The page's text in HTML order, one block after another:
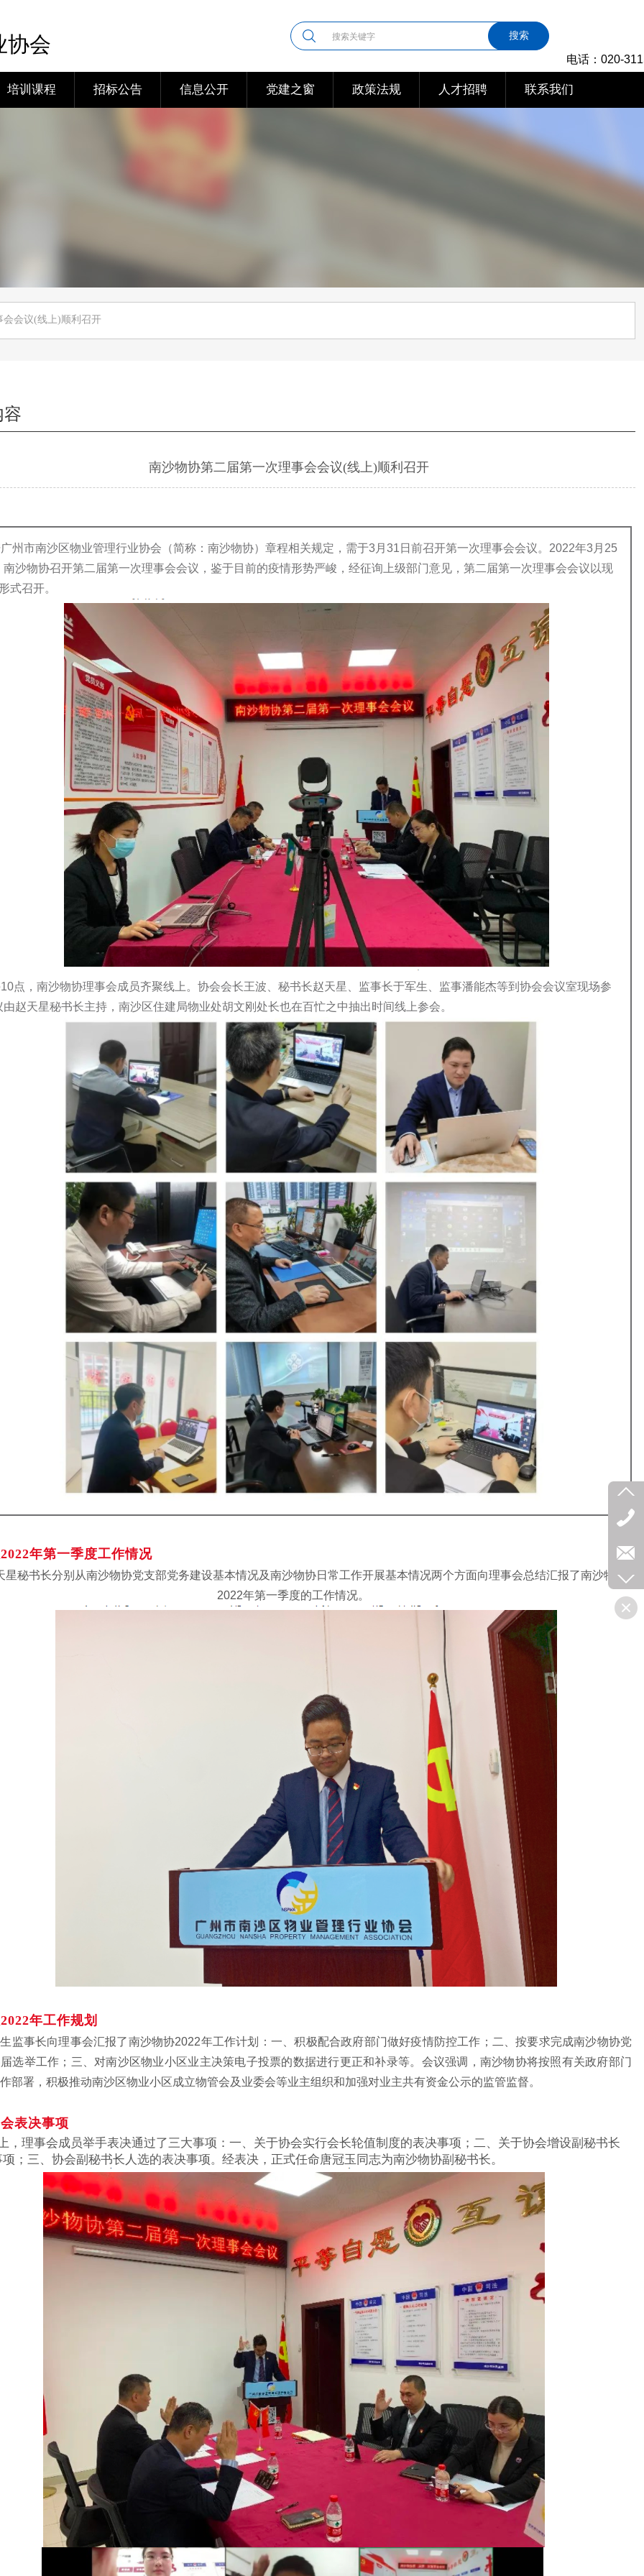
协会
电话：020-
搜索
培训课程 招标公告 信息公开 党建之窗 政策法规 人才招聘 联系我们
会议(线上)顺利召开
容
南沙物协第二届第一次理事会会议(线上)顺利召开
州市南沙区物业管理行业协会（简称：南沙物协）章程相关规定，需于3月31日前召开第一次理事会会议。2022年3月25
南沙物协召开第二届第一次理事会会议，鉴于目前的疫情形势严峻，经征询上级部门意见，第二届第一次理事会会议以现
式召开。
10点，南沙物协理事会成员齐聚线上。协会会长王波、秘书长赵天星、监事长于军生、监事潘能杰等到协会会议室现场参
由赵天星秘书长主持，南沙区住建局物业处胡文刚处长也在百忙之中抽出时间线上参会。
年第一季度工作情况
星秘书长分别从南沙物协党支部党务建设基本情况及南沙物协日常工作开展基本情况两个方面向理事会总结汇报了南沙物协
2022年第一季度的工作情况。
年工作规划
监事长向理事会汇报了南沙物协2022年工作计划：一、积极配合政府部门做好疫情防控工作；二、按要求完成南沙物协党
选举工作；三、对南沙区物业小区业主决策电子投票的数据进行更正和补录等。会议强调，南沙物协将按照有关政府部门
部署，积极推动南沙区物业小区成立物管会及业委会等业主组织和加强对业主共有资金公示的监管监督。
表决事项
，理事会成员举手表决通过了三大事项：一、关于协会实行会长轮值制度的表决事项；二、关于协会增设副秘书长
项；三、协会副秘书长人选的表决事项。 经表决，正式任命唐冠玉同志为南沙物协副秘书长。